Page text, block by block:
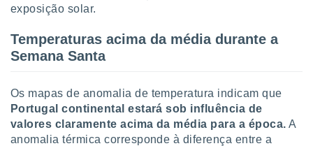
exposição solar.
Temperaturas acima da média durante a
Semana Santa
Os mapas de anomalia de temperatura indicam que
Portugal continental estará sob influência de
valores claramente acima da média para a época. A
anomalia térmica corresponde à diferença entre a